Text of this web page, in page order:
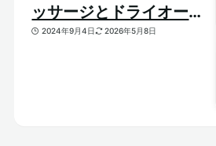
ッサージとドライオーガ
ズム【はじめての前立腺
2024年9月4日 2026年5月8日